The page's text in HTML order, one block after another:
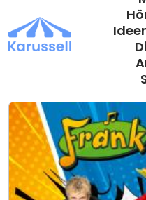
Inhalt
springen